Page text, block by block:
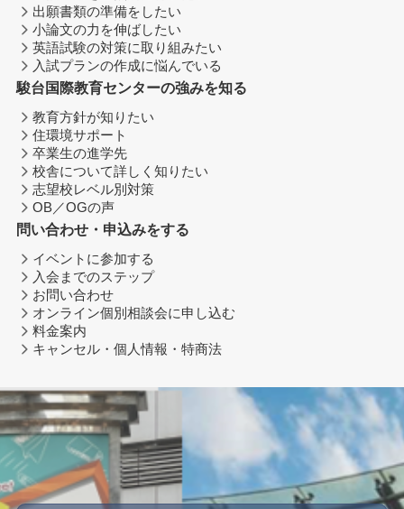
出願書類の準備をしたい
小論文の力を伸ばしたい
英語試験の対策に取り組みたい
入試プランの作成に悩んでいる
駿台国際教育センターの強みを知る
教育方針が知りたい
住環境サポート
卒業生の進学先
校舎について詳しく知りたい
志望校レベル別対策
OB／OGの声
問い合わせ・申込みをする
イベントに参加する
入会までのステップ
お問い合わせ
オンライン個別相談会に申し込む
料金案内
キャンセル・個人情報・特商法